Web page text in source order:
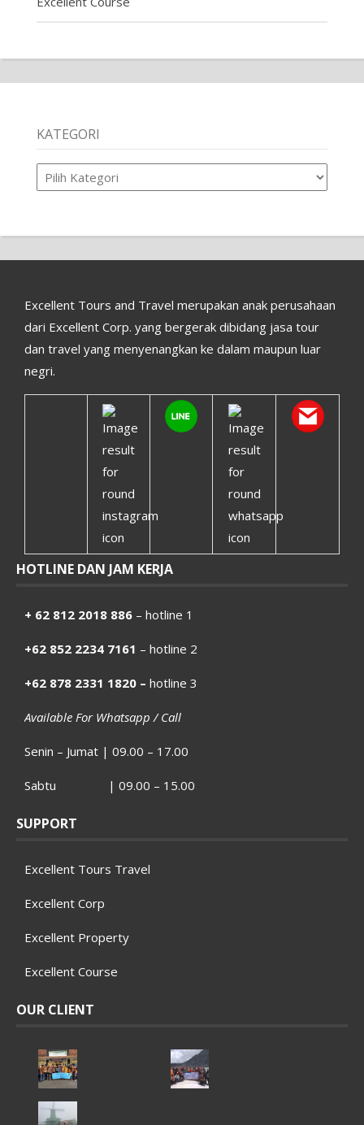
KATEGORI
Kategori
Excellent Tours and Travel merupakan anak perusahaan
dari Excellent Corp. yang bergerak dibidang jasa tour
dan travel yang menyenangkan ke dalam maupun luar
negri.
HOTLINE DAN JAM KERJA
+ 62 812 2018 886 – hotline 1
+62 852 2234 7161 – hotline 2
+62 878 2331 1820 – hotline 3
Available For Whatsapp / Call
Senin – Jumat | 09.00 – 17.00
Sabtu | 09.00 – 15.00
SUPPORT
Excellent Tours Travel
Excellent Corp
Excellent Property
Excellent Course
OUR CLIENT